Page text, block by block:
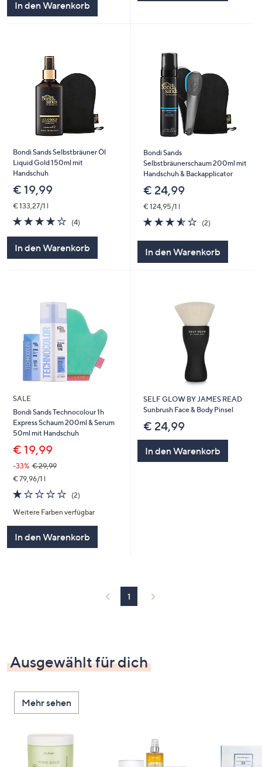
In den Warenkorb
Bondi Sands Selbstbräuner Öl
Liquid Gold 150ml mit
Handschuh
€ 19,99
€ 133,27/1 l
3.8
von
(4)4
In den Warenkorb
Bondi Sands
Selbstbräunerschaum 200ml mit
Handschuh & Backapplicator
€ 24,99
€ 124,95/1 l
3.5
von
5
(2)2
In den Warenkorb
SALE
Bondi Sands Technocolour 1h
Express Schaum 200ml & Serum
50ml mit Handschuh
€ 19,99
-33% € 29,99
€ 79,96/1 l
1.0
von
5
(2)2
Weitere Farben verfügbar
In den Warenkorb
SELF GLOW BY JAMES READ
Sunbrush Face & Body Pinsel
€ 24,99
In den Warenkorb
1
Ausgewählt für dich
Mehr sehen